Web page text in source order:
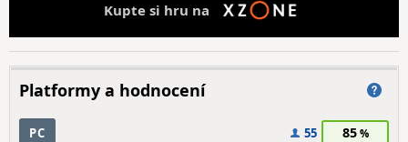
Kupte si hru na
Platformy a hodnocení
PC 55 85